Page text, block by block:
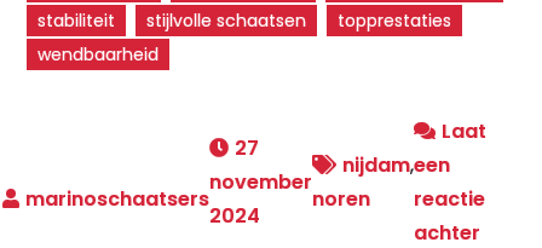
stabiliteit
stijlvolle schaatsen
topprestaties
wendbaarheid
27
november
2024
nijdam,
noren
Laat
een
reactie
achter